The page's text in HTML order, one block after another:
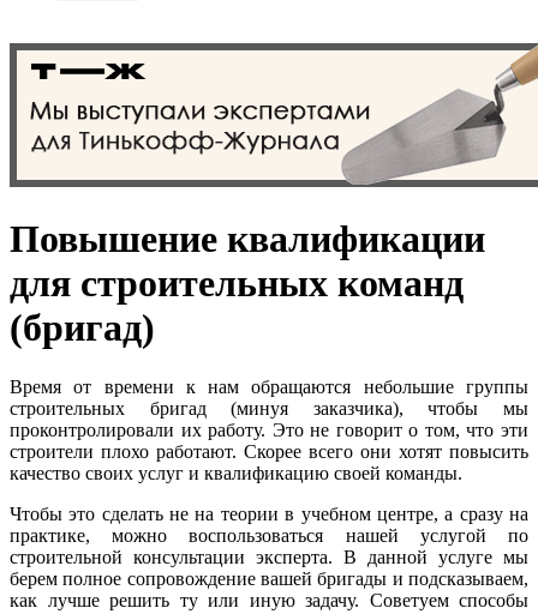
Повышение квалификации
для строительных команд
(бригад)
Время от времени к нам обращаются небольшие группы
строительных бригад (минуя заказчика), чтобы мы
проконтролировали их работу. Это не говорит о том, что эти
строители плохо работают. Скорее всего они хотят повысить
качество своих услуг и квалификацию своей команды.
Чтобы это сделать не на теории в учебном центре, а сразу на
практике, можно воспользоваться нашей услугой по
строительной консультации эксперта. В данной услуге мы
берем полное сопровождение вашей бригады и подсказываем,
как лучше решить ту или иную задачу. Советуем способы